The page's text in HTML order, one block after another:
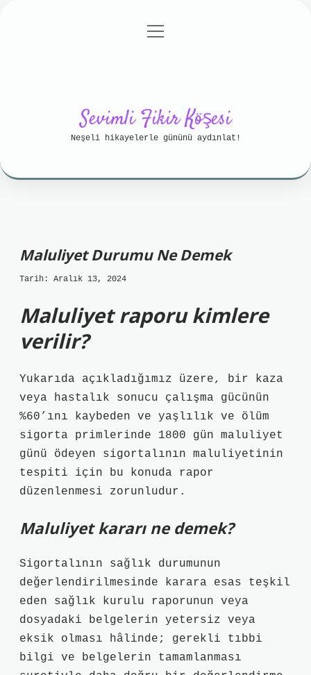
Gizlilik Politikası
menüyü
Sevimli Fikir Köşesi
Neşeli hikayelerle gününü aydınlat!
Maluliyet Durumu Ne Demek
Tarih: Aralık 13, 2024
Maluliyet raporu kimlere
verilir?
Yukarıda açıkladığımız üzere, bir kaza
veya hastalık sonucu çalışma gücünün
%60’ını kaybeden ve yaşlılık ve ölüm
sigorta primlerinde 1800 gün maluliyet
günü ödeyen sigortalının maluliyetinin
tespiti için bu konuda rapor
düzenlenmesi zorunludur.
Maluliyet kararı ne demek?
Sigortalının sağlık durumunun
değerlendirilmesinde karara esas teşkil
eden sağlık kurulu raporunun veya
dosyadaki belgelerin yetersiz veya
eksik olması hâlinde; gerekli tıbbi
bilgi ve belgelerin tamamlanması